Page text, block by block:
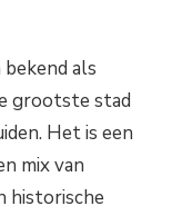
als
grootste stad
Het is een
mix van
historische